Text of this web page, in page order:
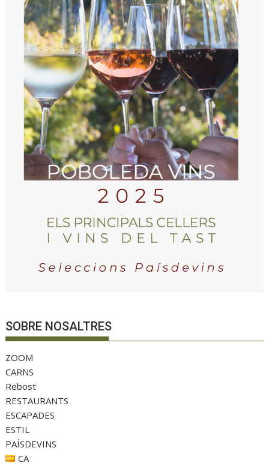
SOBRE NOSALTRES
ZOOM
CARNS
Rebost
RESTAURANTS
ESCAPADES
ESTIL
PAÍSDEVINS
CA